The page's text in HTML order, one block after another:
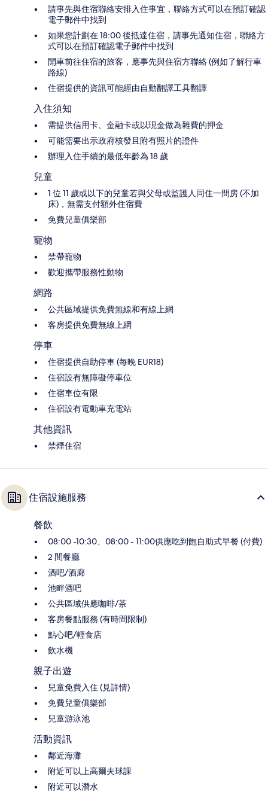
請事先與住宿聯絡安排入住事宜，聯絡方式可以在預訂確認
電子郵件中找到
如果您計劃在 18:00 後抵達住宿，請事先通知住宿，聯絡方
式可以在預訂確認電子郵件中找到
開車前往住宿的旅客，應事先與住宿方聯絡 (例如了解行車
路線)
住宿提供的資訊可能經由自動翻譯工具翻譯
入住須知
需提供信用卡、金融卡或以現金做為雜費的押金
可能需要出示政府核發且附有照片的證件
辦理入住手續的最低年齡為 18 歲
兒童
1 位 11 歲或以下的兒童若與父母或監護人同住一間房 (不加
床)，無需支付額外住宿費
免費兒童俱樂部
寵物
禁帶寵物
歡迎攜帶服務性動物
網路
公共區域提供免費無線和有線上網
客房提供免費無線上網
停車
住宿提供自助停車 (每晚 EUR18)
住宿設有無障礙停車位
住宿車位有限
住宿設有電動車充電站
其他資訊
禁煙住宿
住宿設施服務
餐飲
08:00 -10:30、08:00 - 11:00供應吃到飽自助式早餐 (付費)
2 間餐廳
酒吧/酒廊
池畔酒吧
公共區域供應咖啡/茶
客房餐點服務 (有時間限制)
點心吧/輕食店
飲水機
親子出遊
兒童免費入住 (見詳情)
免費兒童俱樂部
兒童游泳池
活動資訊
鄰近海灘
附近可以上高爾夫球課
附近可以潛水